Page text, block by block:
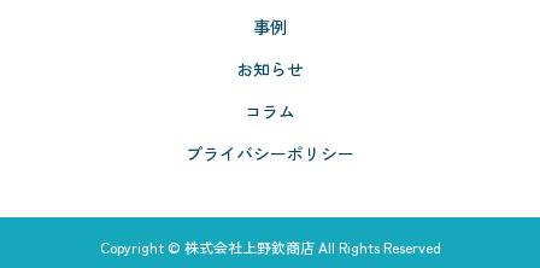
事例
お知らせ
コラム
プライバシーポリシー
Copyright © 株式会社上野欽商店 All Rights Reserved